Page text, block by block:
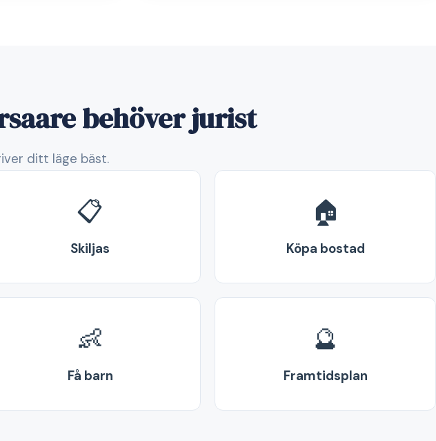
behöver jurist
ditt läge bäst.
📋
Skiljas
🏠
Köpa bostad
👶
Få barn
🔮
Framtidsplan